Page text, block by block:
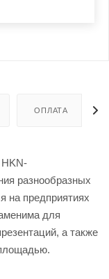
ОПЛАТА
разнообразных
на предприятиях
для
а также
(500-3500